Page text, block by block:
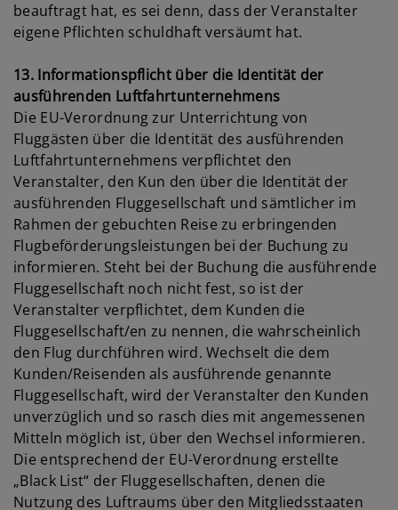
beauftragt hat, es sei denn, dass der Veranstalter
eigene Pflichten schuldhaft versäumt hat.
13. Informationspflicht über die Identität der
ausführenden Luftfahrtunternehmens
Die EU-Verordnung zur Unterrichtung von
Fluggästen über die Identität des ausführenden
Luftfahrtunternehmens verpflichtet den
Veranstalter, den Kun den über die Identität der
ausführenden Fluggesellschaft und sämtlicher im
Rahmen der gebuchten Reise zu erbringenden
Flugbeförderungsleistungen bei der Buchung zu
informieren. Steht bei der Buchung die ausführende
Fluggesellschaft noch nicht fest, so ist der
Veranstalter verpflichtet, dem Kunden die
Fluggesellschaft/en zu nennen, die wahrscheinlich
den Flug durchführen wird. Wechselt die dem
Kunden/Reisenden als ausführende genannte
Fluggesellschaft, wird der Veranstalter den Kunden
unverzüglich und so rasch dies mit angemessenen
Mitteln möglich ist, über den Wechsel informieren.
Die entsprechend der EU-Verordnung erstellte
„Black List“ der Fluggesellschaften, denen die
Nutzung des Luftraums über den Mitgliedsstaaten